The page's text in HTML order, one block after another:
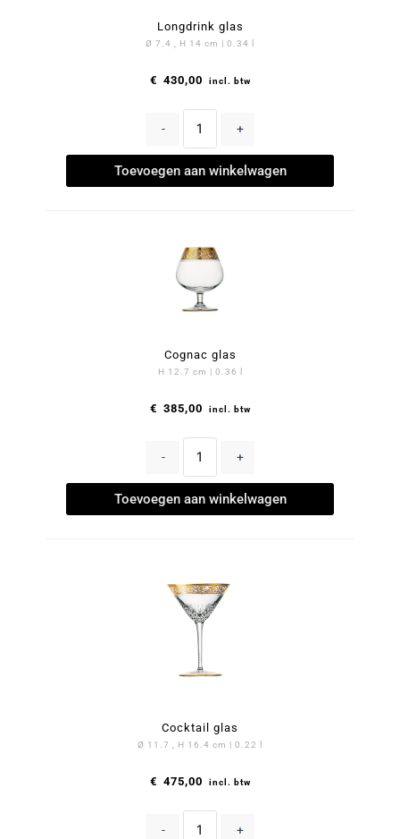
Longdrink glas
Ø 7.4 , H 14 cm | 0.34 l
€ 430,00 incl. btw
- +
Toevoegen aan winkelwagen
Cognac glas
H 12.7 cm | 0.36 l
€ 385,00 incl. btw
- +
Toevoegen aan winkelwagen
Cocktail glas
Ø 11.7 , H 16.4 cm | 0.22 l
€ 475,00 incl. btw
- +